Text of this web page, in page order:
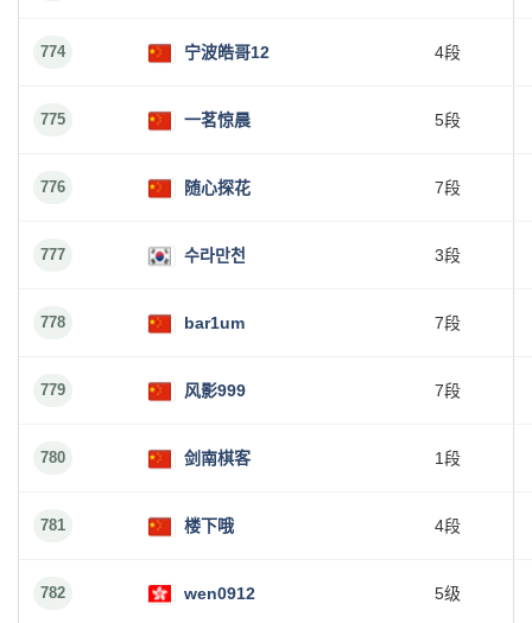
774 宁波皓哥12 4段
775 一茗惊晨 5段
776 随心探花 7段
777 수라만천 3段
778 bar1um 7段
779 风影999 7段
780 剑南棋客 1段
781 楼下哦 4段
782 wen0912 5级